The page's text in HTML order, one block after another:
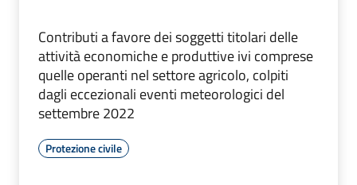
Contributi a favore dei soggetti titolari delle
attività economiche e produttive ivi comprese
quelle operanti nel settore agricolo, colpiti
dagli eccezionali eventi meteorologici del
settembre 2022
Protezione civile